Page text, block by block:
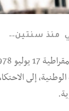
منذ سنتين
إلى